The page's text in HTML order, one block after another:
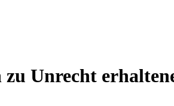
Unrecht